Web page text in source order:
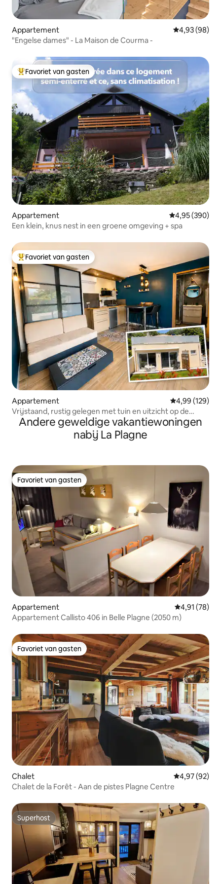
Appartement Gemiddelde
4,93 (98)
"Engelse dames" - La Maison de Courma -
Topfavoriet van gasten
Favoriet van gasten
Appartement Gemiddelde
4,95 (390)
Een klein, knus nest in een groene omgeving + spa
Topfavoriet van gasten
Favoriet van gasten
Appartement Gemiddelde
4,99 (129)
Vrijstaand, rustig gelegen met tuin en uitzicht op de
bergen
Andere geweldige vakantiewoningen
nabij La Plagne
Favoriet van gasten
Favoriet van gasten
Appartement Gemiddelde
4,91 (78)
Appartement Callisto 406 in Belle Plagne (2050 m)
Favoriet van gasten
Favoriet van gasten
Chalet Gemiddelde
4,97 (92)
Chalet de la Forêt - Aan de pistes Plagne Centre
Superhost
Superhost